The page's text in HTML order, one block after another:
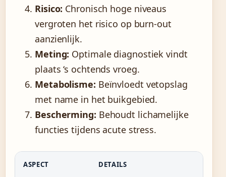
Risico: Chronisch hoge niveaus
vergroten het risico op burn-out
aanzienlijk.
Meting: Optimale diagnostiek vindt
plaats ‘s ochtends vroeg.
Metabolisme: Beïnvloedt vetopslag
met name in het buikgebied.
Bescherming: Behoudt lichamelijke
functies tijdens acute stress.
ASPECT DETAILS